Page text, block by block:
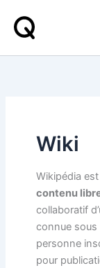
contenu
Wiki
Wikipédia
contenu
collaboratif
connue sous
personne
pour